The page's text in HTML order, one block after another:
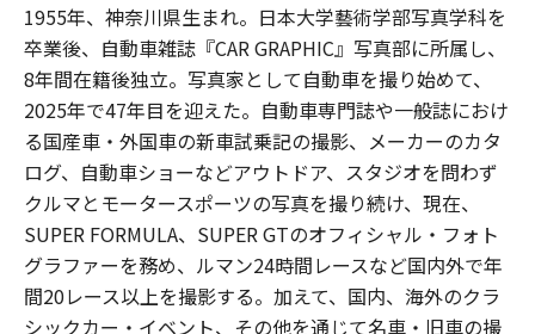
1955年、神奈川県生まれ。日本大学藝術学部写真学科を
卒業後、自動車雑誌『CAR GRAPHIC』写真部に所属し、
8年間在籍後独立。写真家として自動車を撮り始めて、
2025年で47年目を迎えた。自動車専門誌や一般誌におけ
る国産車・外国車の新車試乗記の撮影、メーカーのカタ
ログ、自動車ショーなどアウトドア、スタジオを問わず
クルマとモータースポーツの写真を撮り続け、現在、
SUPER FORMULA、SUPER GTのオフィシャル・フォト
グラファーを務め、ルマン24時間レースなど国内外で年
間20レース以上を撮影する。加えて、国内、海外のクラ
シックカー・イベント、その他を通じて名車・旧車の撮